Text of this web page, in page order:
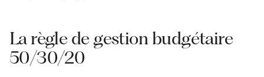
La règle de gestion budgétaire
50/30/20